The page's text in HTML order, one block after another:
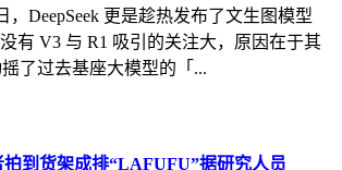
，DeepSeek 更是趁热发布了文生图模型
没有 V3 与 R1 吸引的关注大，原因在于其
了过去基座大模型的「...
拍到货架成排“LAFUFU”据研究人员